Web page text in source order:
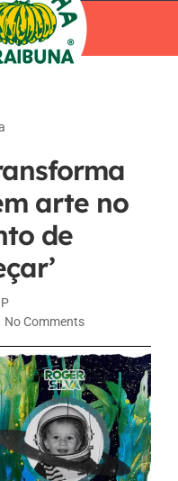
arte no
de
No Comments